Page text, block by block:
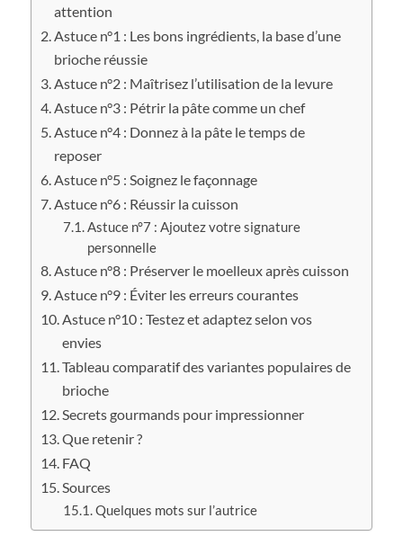
attention
Astuce n°1 : Les bons ingrédients, la base d’une
brioche réussie
Astuce n°2 : Maîtrisez l’utilisation de la levure
Astuce n°3 : Pétrir la pâte comme un chef
Astuce n°4 : Donnez à la pâte le temps de
reposer
Astuce n°5 : Soignez le façonnage
Astuce n°6 : Réussir la cuisson
Astuce n°7 : Ajoutez votre signature
personnelle
Astuce n°8 : Préserver le moelleux après cuisson
Astuce n°9 : Éviter les erreurs courantes
Astuce n°10 : Testez et adaptez selon vos
envies
Tableau comparatif des variantes populaires de
brioche
Secrets gourmands pour impressionner
Que retenir ?
FAQ
Sources
Quelques mots sur l’autrice